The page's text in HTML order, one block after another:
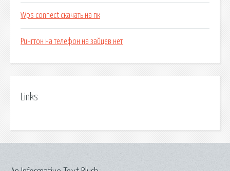
Wps connect скачать на пк
Рингтон на телефон на зайцев нет
Links